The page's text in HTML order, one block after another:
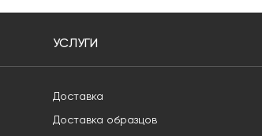
УСЛУГИ
Доставка
Доставка образцов